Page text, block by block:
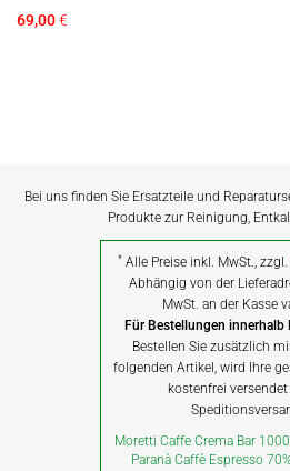
69,00€
Bei uns finden Sie Ersatzteile und
Produkte zur Reinigung,
* Alle Preise inkl. MwSt.,
Abhängig von der
MwSt. an der Kasse
Für Bestellungen innerhalb
Bestellen Sie zusätzlich
folgenden Artikel, wird Ihre
kostenfrei
Moretti Caffe Crema Bar
Paranà Caffè Espresso